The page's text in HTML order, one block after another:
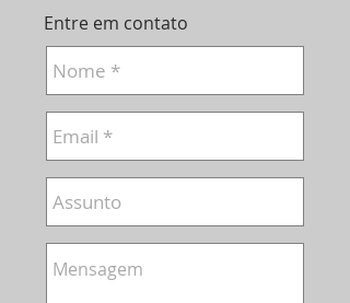
Entre em contato